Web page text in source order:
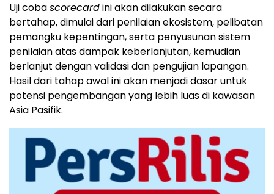
Uji cobascorecardini akan dilakukan secara
bertahap, dimulai dari penilaian ekosistem, pelibatan
pemangku kepentingan, serta penyusunan sistem
penilaian atas dampak keberlanjutan, kemudian
berlanjut dengan validasi dan pengujian lapangan.
Hasil dari tahap awal ini akan menjadi dasar untuk
potensi pengembangan yang lebih luas di kawasan
Asia Pasifik.